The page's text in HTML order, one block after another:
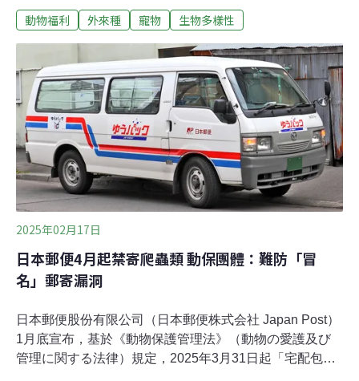
示反對。他們表示，現有狐獴飼養案例已暴露多重問題，
題擴大的必要措施。狐獴擬列「灰名單」 有條件開放飼養
今（2025）年1月，動保司邀集專家團體討論禁止飼養或
輸入的動物，依風險評估的結果，將異寵分為禁養、有條
件飼養及不受限（黑、白、灰名單）三種。而當時社群網
站流傳一份955種擬禁物種的名單，引發異寵飼主與團體
不滿，其中的擬禁物種包含狐獴。動保司當時澄清尚在收
集資訊階段，並未有上路時間表。在8月的一場會議中，
農業部指出，狐獴對飼主具風險性，具逸失、棄養及攻擊
人類幼童等風險，且飼養難度大，有棄養可能，建議採高
強度管理取代禁養。也就是說，狐獴可能被納入
動物福利 外來種 寵物 生物多樣性
2025年02月17日
日本郵便4月起禁寄爬蟲類 動保團體：難防「冒
名」郵寄漏洞
日本郵便股份有限公司（日本郵便株式会社 Japan Post）
1月底宣布，基於《動物保護管理法》（動物の愛護及び
管理に関する法律）規定，2025年3月31日起「宅配包